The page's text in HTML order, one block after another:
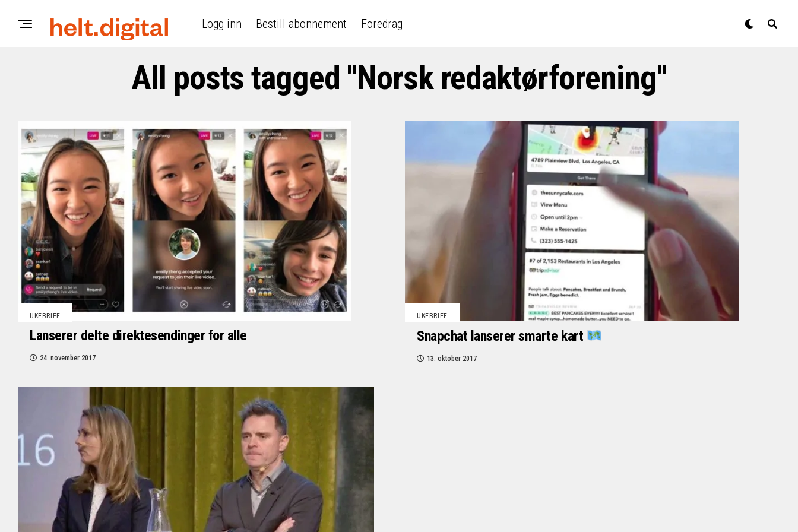
Logg inn Bestill abonnement Foredrag
All posts tagged "Norsk redaktørforening"
UKEBRIEF
Lanserer delte direktesendinger for alle
24. november 2017
UKEBRIEF
Snapchat lanserer smarte kart
13. oktober 2017